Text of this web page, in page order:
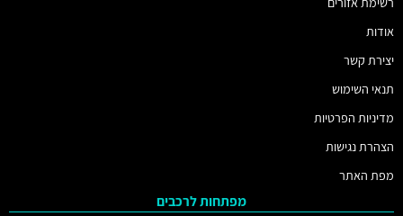
אודות
יצירת קשר
תנאי השימוש
מדיניות הפרטיות
הצהרת נגישות
מפת האתר
מפתחות לרכבים